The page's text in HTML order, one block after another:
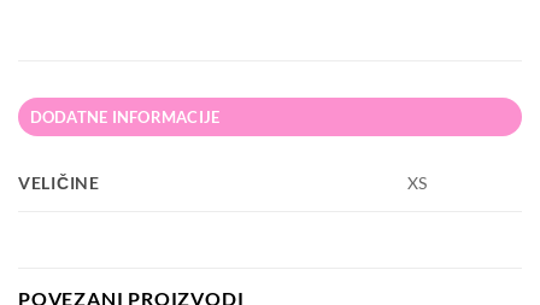
DODATNE INFORMACIJE
VELIČINE XS
POVEZANI PROIZVODI